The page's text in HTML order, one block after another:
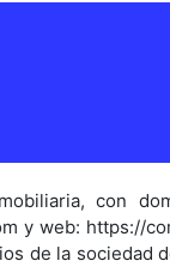
con
y web: https://
de la sociedad